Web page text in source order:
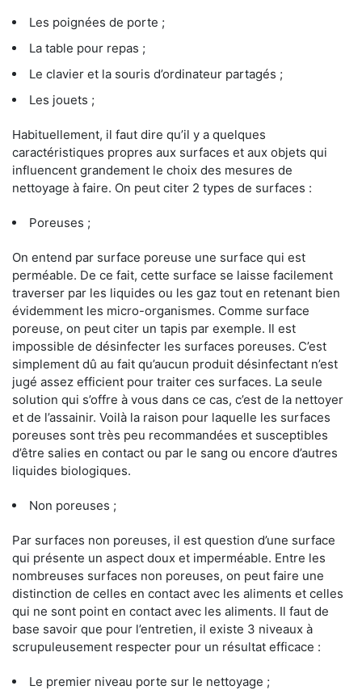
Les poignées de porte ;
La table pour repas ;
Le clavier et la souris d’ordinateur partagés ;
Les jouets ;
Habituellement, il faut dire qu’il y a quelques
caractéristiques propres aux surfaces et aux objets qui
influencent grandement le choix des mesures de
nettoyage à faire. On peut citer 2 types de surfaces :
Poreuses ;
On entend par surface poreuse une surface qui est
perméable. De ce fait, cette surface se laisse facilement
traverser par les liquides ou les gaz tout en retenant bien
évidemment les micro-organismes. Comme surface
poreuse, on peut citer un tapis par exemple. Il est
impossible de désinfecter les surfaces poreuses. C’est
simplement dû au fait qu’aucun produit désinfectant n’est
jugé assez efficient pour traiter ces surfaces. La seule
solution qui s’offre à vous dans ce cas, c’est de la nettoyer
et de l’assainir. Voilà la raison pour laquelle les surfaces
poreuses sont très peu recommandées et susceptibles
d’être salies en contact ou par le sang ou encore d’autres
liquides biologiques.
Non poreuses ;
Par surfaces non poreuses, il est question d’une surface
qui présente un aspect doux et imperméable. Entre les
nombreuses surfaces non poreuses, on peut faire une
distinction de celles en contact avec les aliments et celles
qui ne sont point en contact avec les aliments. Il faut de
base savoir que pour l’entretien, il existe 3 niveaux à
scrupuleusement respecter pour un résultat efficace :
Le premier niveau porte sur le nettoyage ;